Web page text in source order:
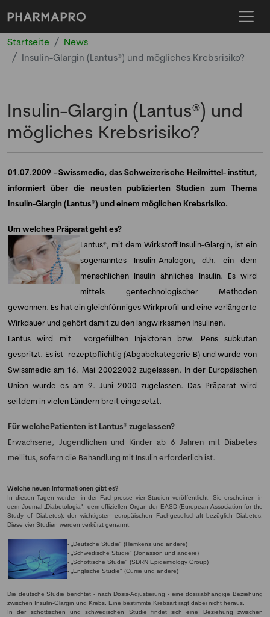
Startseite
News
Insulin-Glargin (Lantus®) und mögliches Krebsrisiko?
Insulin-Glargin (Lantus®) und
mögliches Krebsrisiko?
01.07.2009 -Swissmedic, das Schweizerische Heilmittel- institut,
informiert über die neusten publizierten Studien zum Thema
Insulin-Glargin (Lantus®) und einem möglichen Krebsrisiko.
Um welches Präparat geht es?
Lantus®, mit dem Wirkstoff Insulin-Glargin, ist ein
sogenanntes Insulin-Analogon, d.h. ein dem
menschlichen Insulin ähnliches Insulin. Es wird
mittels gentechnologischer Methoden
gewonnen. Es hat ein gleichförmiges Wirkprofil und eine verlängerte
Wirkdauer und gehört damit zu den langwirksamen Insulinen.
Lantus wird mit vorgefüllten Injektoren bzw. Pens subkutan
gespritzt. Es ist rezeptpflichtig (Abgabekategorie B) und wurde von
Swissmedic am 16. Mai 20022002 zugelassen. In der Europäischen
Union wurde es am 9. Juni 2000 zugelassen. Das Präparat wird
seitdem in vielen Ländern breit eingesetzt.
Für welchePatienten ist Lantus® zugelassen?
Erwachsene, Jugendlichen und Kinder ab 6 Jahren mit Diabetes
mellitus, sofern die Behandlung mit Insulin erforderlich ist.
Welche neuen Informationen gibt es?
In diesen Tagen werden in der Fachpresse vier Studien veröffentlicht. Sie erscheinen in
dem Journal „Diabetologia", dem offiziellen Organ der EASD (European Association for the
Study of Diabetes), der wichtigsten europäischen Fachgesellschaft bezüglich Diabetes.
Diese vier Studien werden verkürzt genannt:
- „Deutsche Studie" (Hemkens und andere)
- „Schwedische Studie" (Jonasson und andere)
- „Schottische Studie" (SDRN Epidemiology Group)
- „Englische Studie" (Currie und andere)
Die deutsche Studie berichtet - nach Dosis-Adjustierung - eine dosisabhängige Beziehung
zwischen Insulin-Glargin und Krebs. Eine bestimmte Krebsart ragt dabei nicht heraus.
In der schottischen und schwedischen Studie findet sich eine Beziehung zwischen